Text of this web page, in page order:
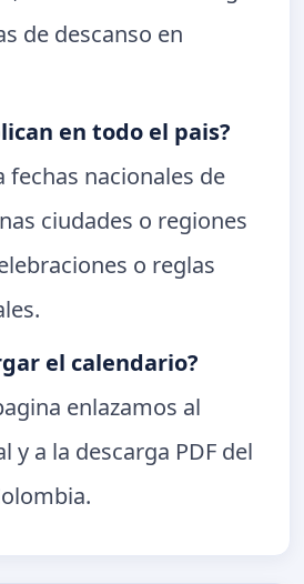
de descanso en
en todo el pais?
fechas nacionales de
ciudades o regiones
o reglas
el calendario?
enlazamos al
y a la descarga PDF del